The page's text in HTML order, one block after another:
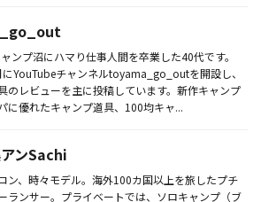
ンプ沼にハマり仕事人間を卒業した40代です。
YouTubeチャンネルtoyama_go_outを開設し、
のレビューを主に投稿しています。新作キャンプ
に優れたキャンプ道具、100均キャ...
ンSachi
ン、時々モデル。海外100カ国以上を旅したプチ
ランサー。プライベートでは、ソロキャンプ（ブ